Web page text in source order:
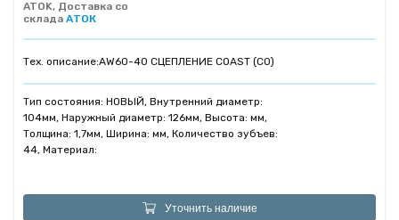
ATOK, Доставка со
склада АТОК
Тех. описание:AW60-40 СЦЕПЛЕНИЕ COAST (C0)
Тип состояния: НОВЫЙ, Внутренний диаметр:
104мм, Наружный диаметр: 126мм, Высота: мм,
Толщина: 1,7мм, Ширина: мм, Количество зубъев:
44, Материал:
Уточнить наличие